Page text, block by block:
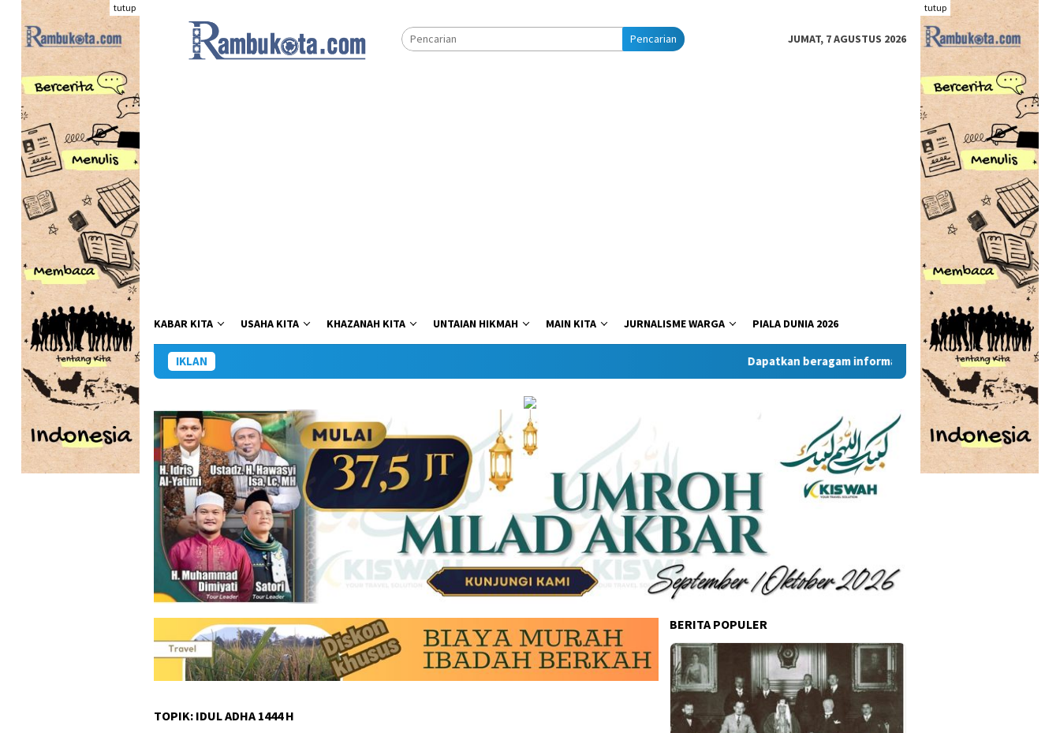
Loncat
konten
tutup tutup
Pencarian JUMAT, 7 AGUSTUS 2026
KABAR KITA USAHA KITA KHAZANAH KITA UNTAIAN HIKMAH MAIN KITA JURNALISME WARGA PIALA DUNIA 2026
IKLAN Dapatkan beragam informasi dan berita menarik dari situs
TOPIK: IDUL ADHA 1444 H
BERITA POPULER